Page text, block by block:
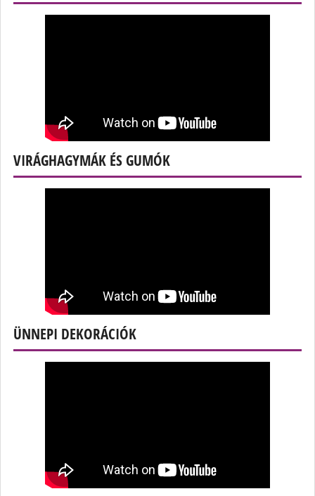
VIRÁGHAGYMÁK ÉS GUMÓK
ÜNNEPI DEKORÁCIÓK